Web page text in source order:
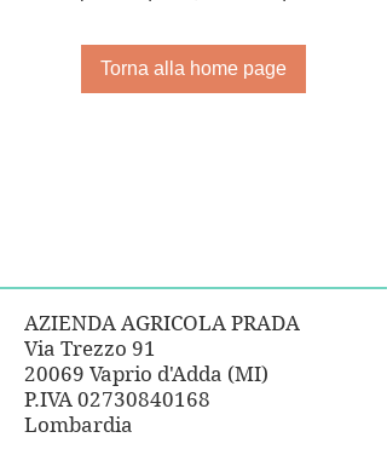
Torna alla home page
AZIENDA AGRICOLA PRADA
Via Trezzo 91
20069 Vaprio d'Adda (MI)
P.IVA 02730840168
Lombardia